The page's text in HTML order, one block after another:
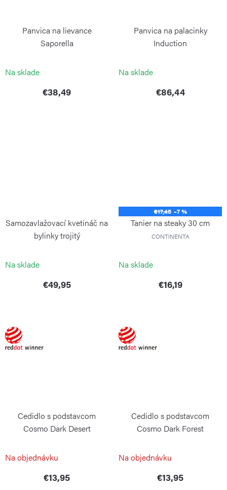
Panvica na lievance
Saporella
Na sklade
€38,49
Panvica na palacinky
Induction
Na sklade
€86,44
Samozavlažovací kvetináč na
bylinky trojitý
Na sklade
€49,95
€17,45 –7 %
Tanier na steaky 30 cm
CONTINENTA
Na sklade
€16,19
Cedidlo s podstavcom
Cosmo Dark Desert
Na objednávku
€13,95
Cedidlo s podstavcom
Cosmo Dark Forest
Na objednávku
€13,95